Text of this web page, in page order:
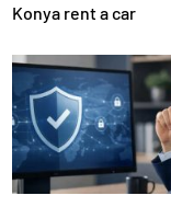
Konya rent a car